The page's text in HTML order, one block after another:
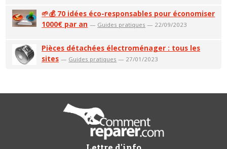
🌱💰 70 idées éco-responsables pour économiser
1000€ par an — Guides pratiques — 22/09/2023
Pièces détachées électroménager : tous les
sites — Guides pratiques — 27/01/2023